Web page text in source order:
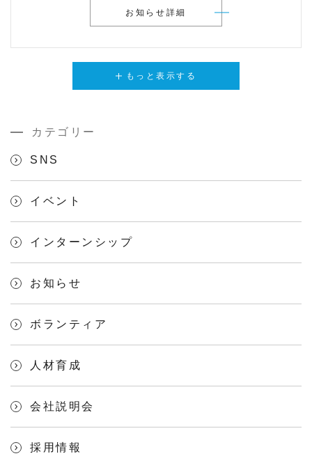
お知らせ詳細
もっと表示する
カテゴリー
SNS
イベント
インターンシップ
お知らせ
ボランティア
人材育成
会社説明会
採用情報